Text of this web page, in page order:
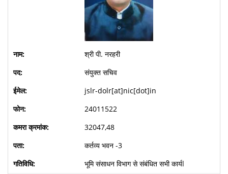
श्री पी. नरहरी
संयुक्त सचिव
jslr-dolr[at]nic[dot]in
24011522
32047,48
कर्तव्य भवन -3
भूमि संसाधन विभाग से संबंधित सभी कार्यl